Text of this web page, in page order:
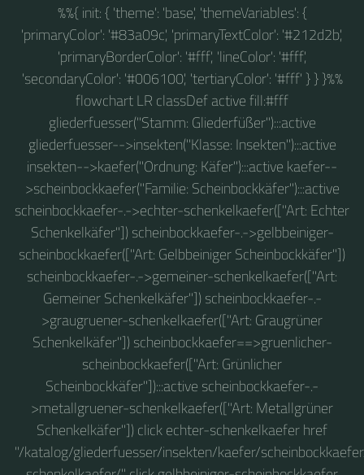
%%{ init: { 'theme': 'base', 'themeVariables': {
'primaryColor': '#83a09c', 'primaryTextColor': '#212d2b',
'primaryBorderColor': '#fff', 'lineColor': '#fff',
'secondaryColor': '#006100', 'tertiaryColor': '#fff' } } }%%
flowchart LR classDef active fill:#fff
gliederfuesser("Stamm: Gliederfüßer"):::active
gliederfuesser-->insekten("Klasse: Insekten"):::active
insekten-->kaefer("Ordnung: Käfer"):::active kaefer--
>scheinbockkaefer("Familie: Scheinbockkäfer"):::active
scheinbockkaefer-.->echter-schenkelkaefer(["Art: Echter
Schenkelkäfer"]) scheinbockkaefer-.->gelbbeiniger-
scheinbockkaefer(["Art: Gelbbeiniger Scheinbockkäfer"])
scheinbockkaefer-.->gemeiner-schenkelkaefer(["Art:
Gemeiner Schenkelkäfer"]) scheinbockkaefer-.-
>graugruener-schenkelkaefer(["Art: Graugrüner
Schenkelkäfer"]) scheinbockkaefer==>gruenlicher-
scheinbockkaefer(["Art: Grünlicher
Scheinbockkäfer"]):::active scheinbockkaefer-.-
>metallgruener-schenkelkaefer(["Art: Metallgrüner
Schenkelkäfer"]) click echter-schenkelkaefer href
"/katalog/gliederfuesser/insekten/kaefer/